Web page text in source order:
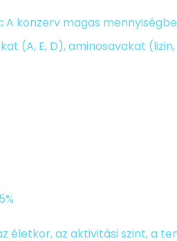
A konzerv magas
(A, E, D), aminosavakat
életkor, az aktivitási szint, a